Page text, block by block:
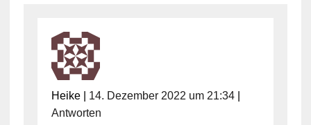
Heike| 14. Dezember 2022 um 21:34|
Antworten